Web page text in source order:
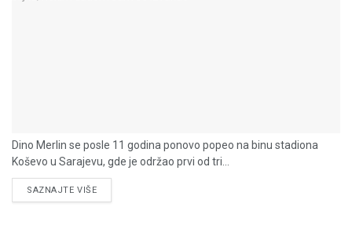
Dino Merlin se posle 11 godina ponovo popeo na binu stadiona
Koševo u Sarajevu, gde je održao prvi od tri...
SAZNAJTE VIŠEDETAILS